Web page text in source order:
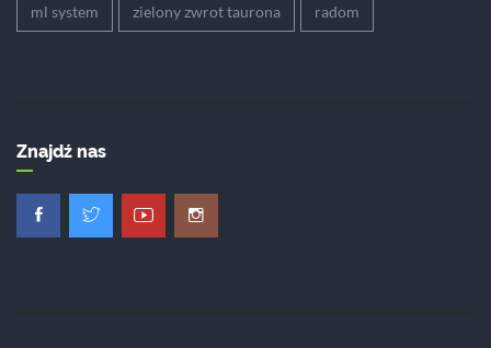
ml system zielony zwrot taurona radom
Znajdź nas